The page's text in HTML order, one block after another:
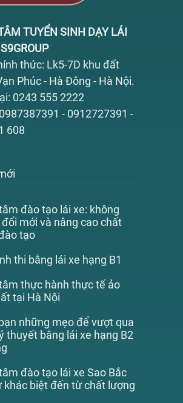
TUYỂN SINH DẠY LÁI
thức: Lk5-7D khu đất
Phúc - Hà Đông - Hà Nội.
0243 555 2222
- 0912727391 -
608
đào tạo lái xe: không
mới và nâng cao chất
tạo
thi bằng lái xe hạng B1
thực hành thực tế ảo
tại Hà Nội
những mẹo để vượt qua
thuyết bằng lái xe hạng B2
đào tạo lái xe Sao Bắc
khác biệt đến từ chất lượng